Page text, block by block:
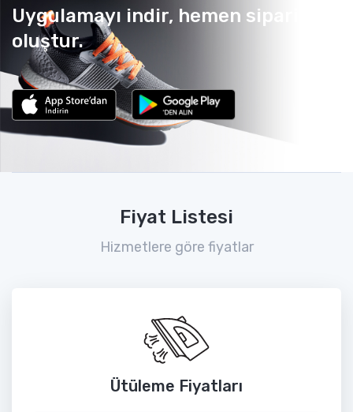
Uygulamayı indir, hemen sipariş
oluştur.
Fiyat Listesi
Hizmetlere göre fiyatlar
Ütüleme Fiyatları